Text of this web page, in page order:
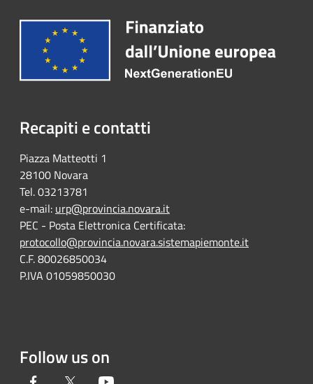
Recapiti e contatti
Piazza Matteotti 1
28100 Novara
Tel. 03213781
e-mail: urp@provincia.novara.it
PEC - Posta Elettronica Certificata:
protocollo@provincia.novara.sistemapiemonte.it
C.F. 80026850034
P.IVA 01059850030
Follow us on